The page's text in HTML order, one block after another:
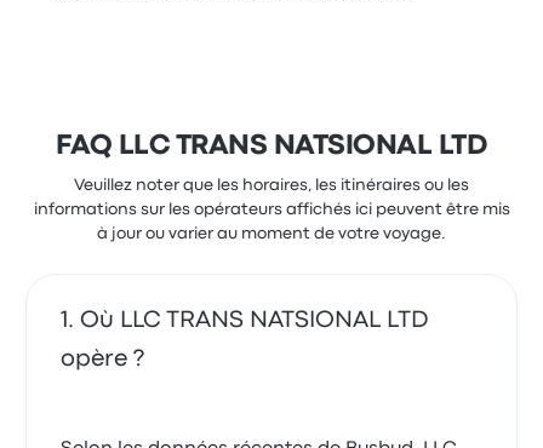
FAQ LLC TRANS NATSIONAL LTD
Veuillez noter que les horaires, les itinéraires ou les
informations sur les opérateurs affichés ici peuvent être mis
à jour ou varier au moment de votre voyage.
Où LLC TRANS NATSIONAL LTD
opère ?